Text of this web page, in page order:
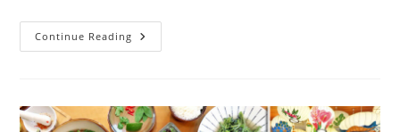
Continue Reading 台
北
孫
立